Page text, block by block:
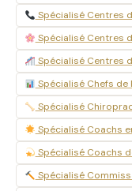
Spécialisé Centres
Spécialisé Centres
Spécialisé Centres
Spécialisé Chefs de
Spécialisé
Spécialisé Coachs
Spécialisé Coachs
Spécialisé